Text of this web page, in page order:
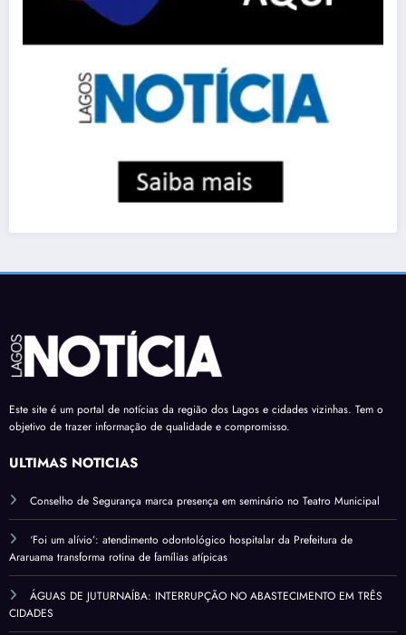
Este site é um portal de notícias da região dos Lagos e cidades vizinhas. Tem o
objetivo de trazer informação de qualidade e compromisso.
ÚLTIMAS NOTÍCIAS
Conselho de Segurança marca presença em seminário no Teatro Municipal
‘Foi um alívio’: atendimento odontológico hospitalar da Prefeitura de
Araruama transforma rotina de famílias atípicas
ÁGUAS DE JUTURNAÍBA: INTERRUPÇÃO NO ABASTECIMENTO EM TRÊS
CIDADES